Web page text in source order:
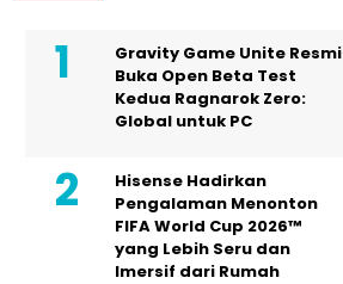
Gravity Game Unite Resmi
Buka Open Beta Test
Kedua Ragnarok Zero:
Global untuk PC
Hisense Hadirkan
Pengalaman Menonton
FIFA World Cup 2026™
yang Lebih Seru dan
Imersif dari Rumah